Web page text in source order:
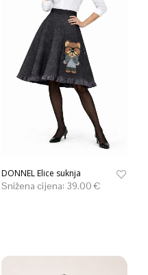
DONNEL Elice suknja
Snižena cijena: 39.00€